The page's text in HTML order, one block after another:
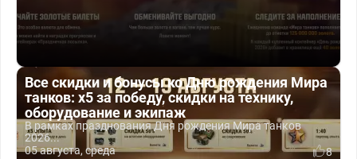
Все скидки и бонусы ко Дню рождения Мира
танков: x5 за победу, скидки на технику,
оборудование и экипаж
В рамках празднования Дня рождения Мира танков
2026...
05 августа, среда
8